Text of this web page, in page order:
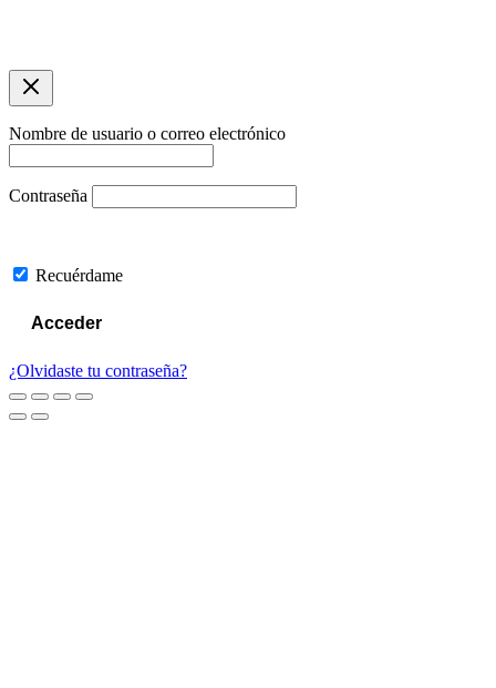
Nombre de usuario o correo electrónico
Contraseña
Recuérdame
¿Olvidaste tu contraseña?